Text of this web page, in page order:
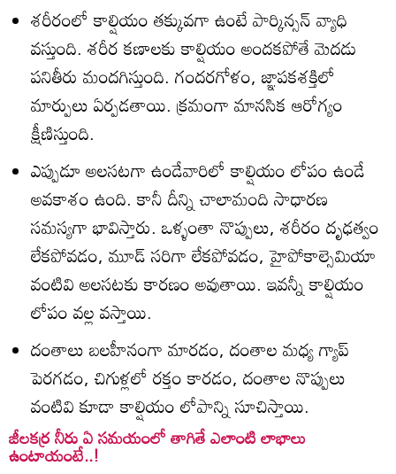
శరీరంలో కాల్షియం తక్కువగా ఉంటే పార్కిన్సన్ వ్యాధి
వస్తుంది. శరీర కణాలకు కాల్షియం అందకపోతే మెదడు
పనితీరు మందగిస్తుంది. గందరగోళం, జ్ఞాపకశక్తిలో
మార్పులు ఏర్పడతాయి. క్రమంగా మానసిక ఆరోగ్యం
క్షీణిస్తుంది.
ఎప్పుడూ అలసటగా ఉండేవారిలో కాల్షియం లోపం ఉండే
అవకాశం ఉంది. కానీ దీన్ని చాలామంది సాధారణ
సమస్యగా భావిస్తారు. ఒళ్ళంతా నొప్పులు, శరీరం దృఢత్వం
లేకపోవడం, మూడ్ సరిగా లేకపోవడం, హైపోకాల్సెమియా
వంటివి అలసటకు కారణం అవుతాయి. ఇవన్నీ కాల్షియం
లోపం వల్ల వస్తాయి.
దంతాలు బలహీనంగా మారడం, దంతాల మధ్య గ్యాప్
పెరగడం, చిగుళ్లలో రక్తం కారడం, దంతాల నొప్పులు
వంటివి కూడా కాల్షియం లోపాన్ని సూచిస్తాయి.
జీలకర్ర నీరు ఏ సమయంలో తాగితే ఎలాంటి లాభాలు
ఉంటాయంటే..!